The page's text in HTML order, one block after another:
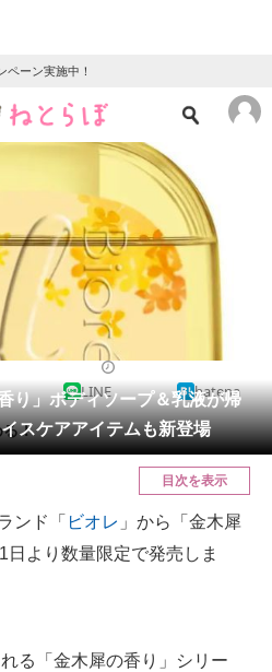
ペーン実施中！
クイズ
地域
教育・育児
リサーチ
り」ボディソープ＆乳液が帰
スケアアイテムも新登場
LINE hatena
る！
目次を表示
ンド「 ビオレ 」から「金木犀
より数量限定で発売しま
る「金木犀の香り」シリー